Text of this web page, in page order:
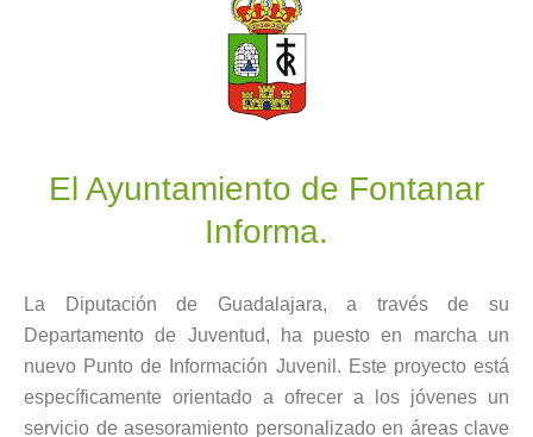
El Ayuntamiento de Fontanar
Informa.
La Diputación de Guadalajara, a través de su
Departamento de Juventud, ha puesto en marcha un
nuevo Punto de Información Juvenil. Este proyecto está
específicamente orientado a ofrecer a los jóvenes un
servicio de asesoramiento personalizado en áreas clave